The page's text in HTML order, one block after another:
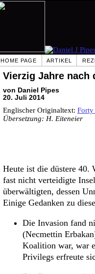
HOME PAGE ARTIKEL
Vierzig Jahre nach
von Daniel Pipes
20. Juli 2014
Englischer Originaltext: Forty
Übersetzung: H. Eiteneier
Heute ist die düstere 40.
fast nicht verteidigte
überwältigten, dessen
Einige Gedanken zu
Die Invasion fand
(Necmettin
Koalition war, war
Privilegs erfreute